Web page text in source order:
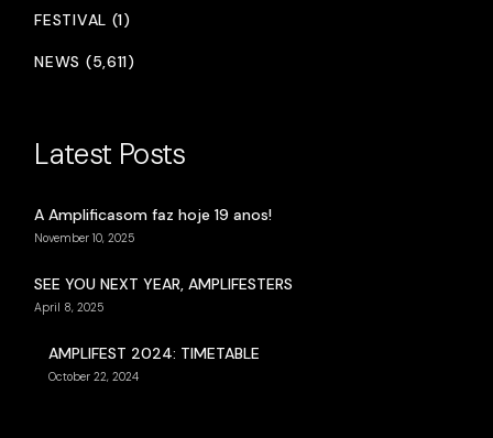
FESTIVAL (1)
NEWS (5,611)
Latest Posts
A Amplificasom faz hoje 19 anos!
November 10, 2025
SEE YOU NEXT YEAR, AMPLIFESTERS
April 8, 2025
AMPLIFEST 2024: TIMETABLE
October 22, 2024